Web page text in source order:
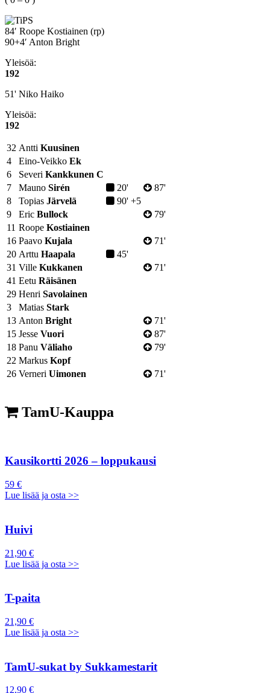
84′ Roope Kostiainen (rp)
90+4′ Anton Bright
Yleisöä:
192
51' Niko Haiko
Yleisöä:
192
32 Antti Kuusinen
4
Eino-Veikko Ek
6
Severi Kankkunen C
7
Mauno Sirén 20'
87'
8
Topias Järvelä
90' +5
9
Eric Bullock
79'
11 Roope Kostiainen
16 Paavo Kujala
71'
20 Arttu Haapala
45'
31 Ville Kukkanen
71'
41 Eetu Räisänen
29 Henri Savolainen
3
Matias Stark
13 Anton Bright
71'
15 Jesse Vuori
87'
18 Panu Väliaho
79'
22 Markus Kopf
26 Verneri Uimonen 71'
TamU-Kauppa
Kausikortti 2026 – loppukausi
59 €
Lue lisää ja osta >>
Huivi
21,90 €
Lue lisää ja osta >>
T-paita
21,90 €
Lue lisää ja osta >>
TamU-sukat by Sukkamestarit
12,90 €